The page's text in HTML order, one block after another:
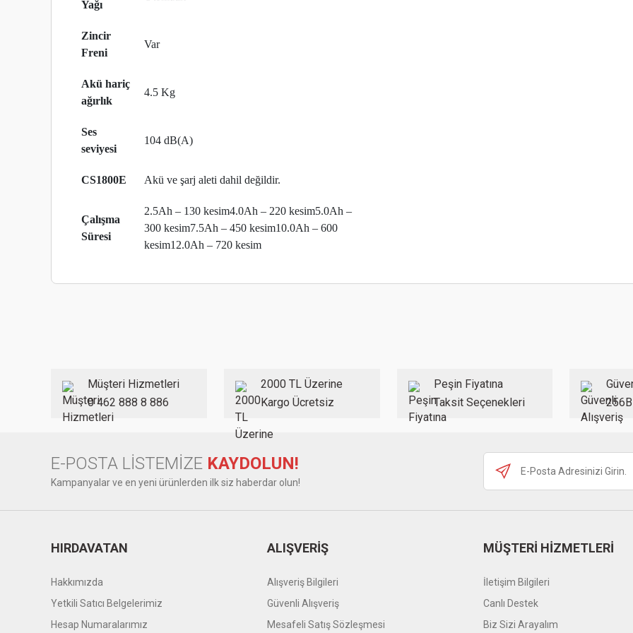
Yağı
Zincir
Freni
Var
Akü hariç
ağırlık
4.5 Kg
Ses
seviyesi
104 dB(A)
CS1800E Akü ve şarj aleti dahil değildir.
Çalışma
Süresi
2.5Ah – 130 kesim4.0Ah – 220 kesim5.0Ah –
300 kesim7.5Ah – 450 kesim10.0Ah – 600
kesim12.0Ah – 720 kesim
Ürün bilgilerinde hatalar bulunuyor.
Ürün fiyatı diğer sitelerden daha pahalı.
Bu ürüne benzer farklı alternatifler olmalı.
Gönder
Müşteri Hizmetleri
0 462 888 8 886
2000 TL Üzerine
Kargo Ücretsiz
Peşin Fiyatına
Taksit Seçenekleri
E-POSTA LİSTEMİZE KAYDOLUN!
Kampanyalar ve en yeni ürünlerden ilk siz haberdar olun!
HIRDAVATAN
Hakkımızda
Yetkili Satıcı Belgelerimiz
Hesap Numaralarımız
ALIŞVERİŞ
Alışveriş Bilgileri
Güvenli Alışveriş
Mesafeli Satış Sözleşmesi
MÜŞTERİ HİZMETLERİ
İletişim Bilgileri
Canlı Destek
Biz Sizi Arayalım